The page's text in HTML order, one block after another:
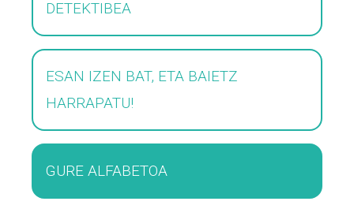
DETEKTIBEA
ESAN IZEN BAT, ETA BAIETZ
HARRAPATU!
GURE ALFABETOA